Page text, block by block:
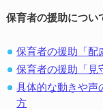
保育者の援助につい
保育者の援助「配
保育者の援助「見
具体的な動きや声
方